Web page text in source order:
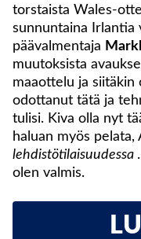
torstaista Wales-
sunnuntaina Irlantia
päävalmentaja
muutoksista
maaottelu ja siitäkin
odottanut tätä ja
tulisi. Kiva olla nyt
haluan myös pelata,
lehdistötilaisuudessa
olen valmis.